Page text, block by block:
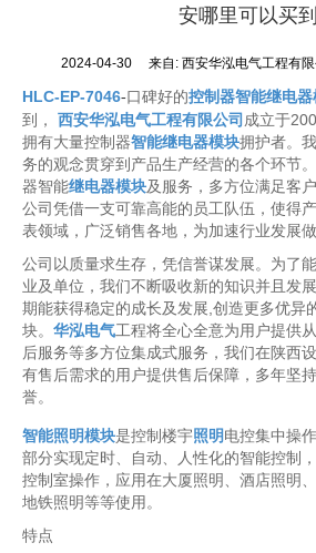
安哪里可以买到
2024-04-30 来自: 西安华泓电气工程有限
HLC-EP-7046-口碑好的控制器智能继电器
到， 西安华泓电气工程有限公司 成立于
拥有大量控制器智能继电器模块拥护者。
务的观念贯穿到产品生产经营的各个环节
器智能继电器模块及服务，多方位满足客
公司凭借一支可靠高能的员工队伍，使得
表领域，广泛销售各地，为加速行业发展做
公司以质量求生存，凭信誉谋发展。为了
业及单位，我们不断吸收新的知识并且发
期能获得稳定的成长及发展,创造更多优异
块。 华泓电气工程将全心全意为用户提供
后服务等多方位集成式服务，我们在陕西
有售后需求的用户提供售后保障，多年坚
誉。
智能照明模块是控制楼宇照明电控集中操
部分实现定时、自动、人性化的智能控制
控制室操作，应用在大厦照明、酒店照明
地铁照明等等使用。
特点